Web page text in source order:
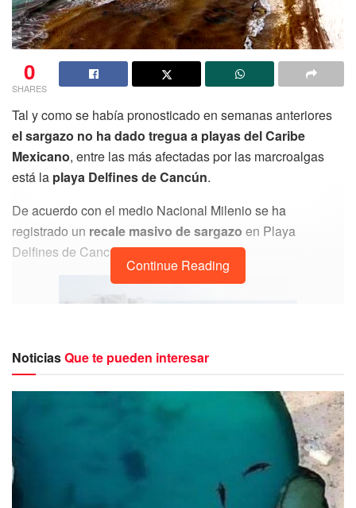
0
SHARES
Tal y como se había pronosticado en semanas anteriores
el sargazo no ha dado tregua a playas del Caribe
Mexicano, entre las más afectadas por las marcroalgas
está la playa Delfines de Cancún.
De acuerdo con el medio Nacional Milenio se ha
registrado un recale masivo de sargazo en Playa
Delfines de Cancún.
Dicha alga, hizo su arribo desde el domingo por la tarde,
situación que confirma el portal Periodismo Objetivo, con
una serie de imágenes aéreas que muestran las
condiciones de la Playa Delfines este martes a las 8am
Continue Reading
NoticiasQue te pueden interesar